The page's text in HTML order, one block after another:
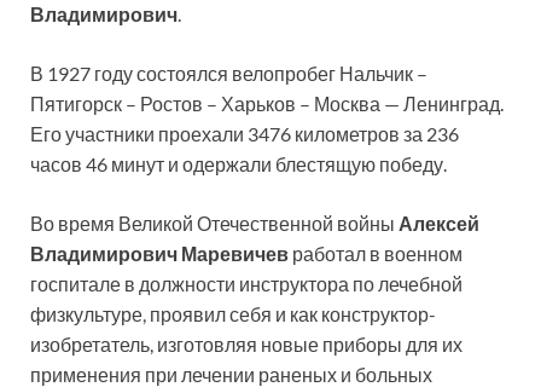
Владимирович.
В 1927 году состоялся велопробег Нальчик –
Пятигорск – Ростов – Харьков – Москва — Ленинград.
Его участники проехали 3476 километров за 236
часов 46 минут и одержали блестящую победу.
Во время Великой Отечественной войны Алексей
Владимирович Маревичев работал в военном
госпитале в должности инструктора по лечебной
физкультуре, проявил себя и как конструктор-
изобретатель, изготовляя новые приборы для их
применения при лечении раненых и больных